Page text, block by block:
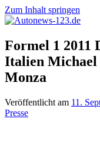
Zum Inhalt springen
Autonews-
123.de
Autonews
mit
Charme
Formel 1 2011
Italien Michael
Monza
Veröffentlicht am 11.
Presse